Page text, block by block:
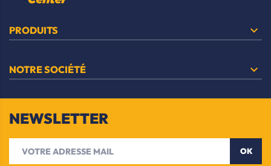
PRODUITS 
NOTRE SOCIÉTÉ 
NEWSLETTER
OK